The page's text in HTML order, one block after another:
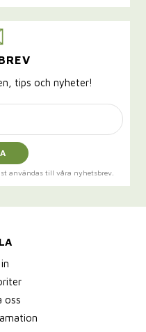
tips och nyheter!
användas till våra nyhetsbrev.
oss